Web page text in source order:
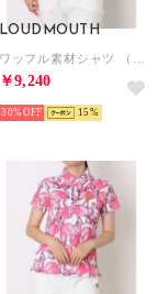
LOUDMOUTH
ワッフル素材シャツ （998）
￥9,240
30% 15